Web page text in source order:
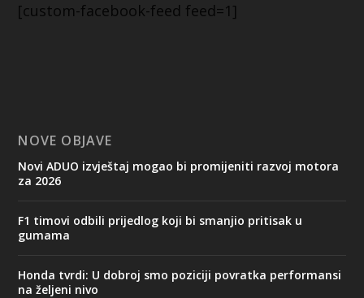
[custom-facebook-feed feed=1]
NOVE OBJAVE
Novi ADUO izvještaj mogao bi promijeniti razvoj motora
za 2026
F1 timovi odbili prijedlog koji bi smanjio pritisak u
gumama
Honda tvrdi: U dobroj smo poziciji povratka performansi
na željeni nivo